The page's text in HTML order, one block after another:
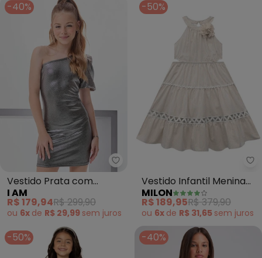
-40%
I Am - Vestido Prata com
Vestido Prata com
Manga Balonê (Prata)
I AM
R$ 179,94R$ 299,90
ou 6x de R$ 29,99 sem juros
-50%
Vestido Infantil Menina
Listrado (Bege)
MILON
R$ 189,95R$ 379,90
ou 6x de R$ 31,65 sem juros
-50% -40%